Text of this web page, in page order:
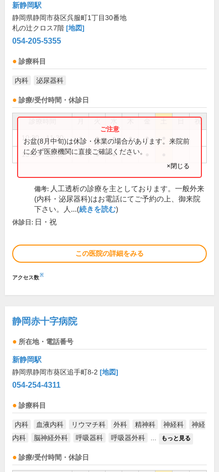
新静岡駅
静岡県静岡市葵区呉服町1丁目30番地
札の辻クロス7階 [地図]
054-205-5355
診療科目
内科 泌尿器科
診療/受付時間・休診日
祝
10:30～11:30 ● ● ● ● ●
15:30～16:30 ● ● ● ●
お盆(8月中旬)は休診・休業の場合があります。来院前
に必ず医療機関に直接ご確認ください。
×閉じる
備考: 人工透析の診療を主としております。一般外来
(内科・泌尿器科)はお電話にてご予約の上、御来院
下さい。人...(続きを読む)
休診日: 日・祝
この医院の詳細をみる
アクセス数※
静岡赤十字病院
所在地・電話番号
新静岡駅
静岡県静岡市葵区追手町8-2 [地図]
054-254-4311
診療科目
内科 血液内科 リウマチ科 外科 精神科 神経科
神経
内科
脳神経外科 呼吸器科 呼吸器外科 もっと見る
診療/受付時間・休診日